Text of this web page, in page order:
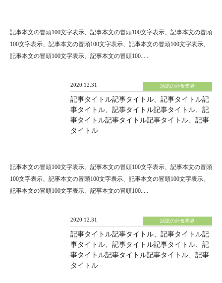
記事本文の冒頭100文字表示、記事本文の冒頭100文字表示、記事本文の冒頭
100文字表示、記事本文の冒頭100文字表示、記事本文の冒頭100文字表示、
記事本文の冒頭100文字表示、記事本文の冒頭100.....
2020.12.31 話題の外食業界
記事タイトル記事タイトル、記事タイトル記
事タイトル、記事タイトル記事タイトル、記
事タイトル記事タイトル記事タイトル、記事
タイトル
記事本文の冒頭100文字表示、記事本文の冒頭100文字表示、記事本文の冒頭
100文字表示、記事本文の冒頭100文字表示、記事本文の冒頭100文字表示、
記事本文の冒頭100文字表示、記事本文の冒頭100.....
2020.12.31 話題の外食業界
記事タイトル記事タイトル、記事タイトル記
事タイトル、記事タイトル記事タイトル、記
事タイトル記事タイトル記事タイトル、記事
タイトル